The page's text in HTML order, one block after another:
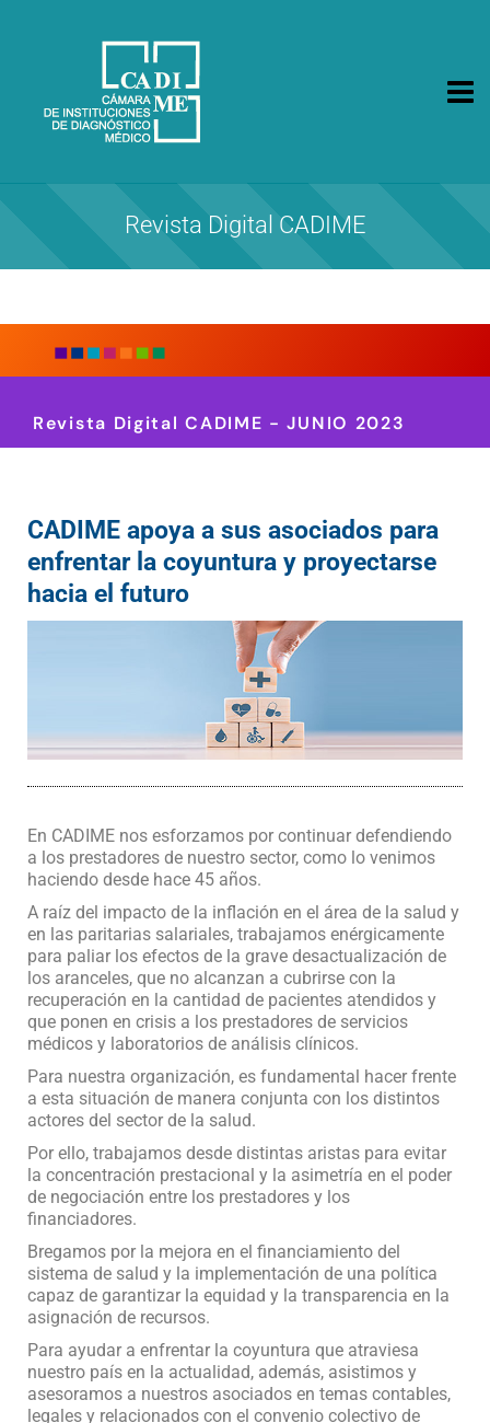
CA.DI.ME.
Cámara de Instituciones de Diagnóstico Médico
Revista Digital CADIME
Revista Digital CADIME - JUNIO 2023
CADIME apoya a sus asociados para
enfrentar la coyuntura y proyectarse
hacia el futuro
En CADIME nos esforzamos por continuar defendiendo
a los prestadores de nuestro sector, como lo venimos
haciendo desde hace 45 años.
A raíz del impacto de la inflación en el área de la salud y
en las paritarias salariales, trabajamos enérgicamente
para paliar los efectos de la grave desactualización de
los aranceles, que no alcanzan a cubrirse con la
recuperación en la cantidad de pacientes atendidos y
que ponen en crisis a los prestadores de servicios
médicos y laboratorios de análisis clínicos.
Para nuestra organización, es fundamental hacer frente
a esta situación de manera conjunta con los distintos
actores del sector de la salud.
Por ello, trabajamos desde distintas aristas para evitar
la concentración prestacional y la asimetría en el poder
de negociación entre los prestadores y los
financiadores.
Bregamos por la mejora en el financiamiento del
sistema de salud y la implementación de una política
capaz de garantizar la equidad y la transparencia en la
asignación de recursos.
Para ayudar a enfrentar la coyuntura que atraviesa
nuestro país en la actualidad, además, asistimos y
asesoramos a nuestros asociados en temas contables,
legales y relacionados con el convenio colectivo de